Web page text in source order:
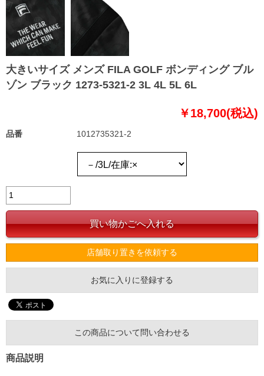
大きいサイズ メンズ FILA GOLF ボンディング ブル
ゾン ブラック 1273-5321-2 3L 4L 5L 6L
￥18,700(税込)
品番 1012735321-2
店舗取り置きを依頼する
お気に入りに登録する
この商品について問い合わせる
商品説明